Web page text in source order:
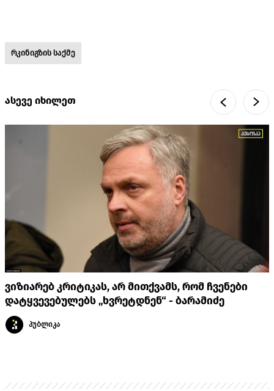
რკინიგზის საქმე
ასევე იხილეთ
ვიზიარებ კრიტიკას, არ მითქვამს, რომ ჩვენები
დატყვევებულებს „ხვრეტდნენ“ - ბარამიძე
პუბლიკა